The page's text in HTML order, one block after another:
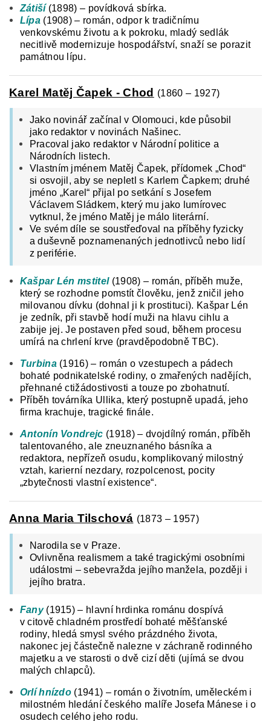
Zátiší (1898) – povídková sbírka.
Lípa(1908) – román, odpor k tradičnímu
venkovskému životu a k pokroku, mladý sedlák
necitlivě modernizuje hospodářství, snaží se porazit
památnou lípu.
Karel Matěj Čapek - Chod (1860 – 1927)
Jako novinář začínal v Olomouci, kde působil
jako redaktor v novinách Našinec.
Pracoval jako redaktor v Národní politice a
Národních listech.
Vlastním jménem Matěj Čapek, přídomek „Chod“
si osvojil, aby se nepletl s Karlem Čapkem; druhé
jméno „Karel“ přijal po setkání s Josefem
Václavem Sládkem, který mu jako lumírovec
vytknul, že jméno Matěj je málo literární.
Ve svém díle se soustřeďoval na příběhy fyzicky
a duševně poznamenaných jednotlivců nebo lidí
z periférie.
Kašpar Lén mstitel (1908) – román, příběh muže,
který se rozhodne pomstít člověku, jenž zničil jeho
milovanou dívku (dohnal ji k prostituci). Kašpar Lén
je zedník, při stavbě hodí muži na hlavu cihlu a
zabije jej. Je postaven před soud, během procesu
umírá na chrlení krve (pravděpodobně TBC).
Turbina(1916) – román o vzestupech a pádech
bohaté podnikatelské rodiny, o zmařených nadějích,
přehnané ctižádostivosti a touze po zbohatnutí.
Příběh továrníka Ullika, který postupně upadá, jeho
firma krachuje, tragické finále.
Antonín Vondrejc (1918) – dvojdílný román, příběh
talentovaného, ale zneuznaného básníka a
redaktora, nepřízeň osudu, komplikovaný milostný
vztah, karierní nezdary, rozpolcenost, pocity
„zbytečnosti vlastní existence“.
Anna Maria Tilschová (1873 – 1957)
Narodila se v Praze.
Ovlivněna realismem a také tragickými osobními
událostmi – sebevražda jejího manžela, později i
jejího bratra.
Fany(1915) – hlavní hrdinka románu dospívá
v citově chladném prostředí bohaté měšťanské
rodiny, hledá smysl svého prázdného života,
nakonec jej částečně nalezne v záchraně rodinného
majetku a ve starosti o dvě cizí děti (ujímá se dvou
malých chlapců).
Orlí hnízdo (1941) – román o životním, uměleckém i
milostném hledání českého malíře Josefa Mánese i o
osudech celého jeho rodu.